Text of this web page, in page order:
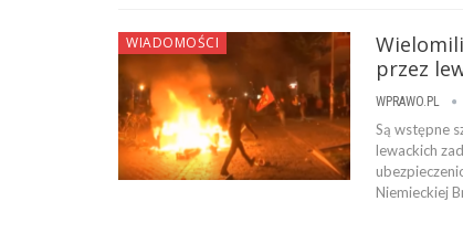
WIADOMOŚCI
przez
WPRAWO.PL
Są wstępne
lewackich
Niemieckiej